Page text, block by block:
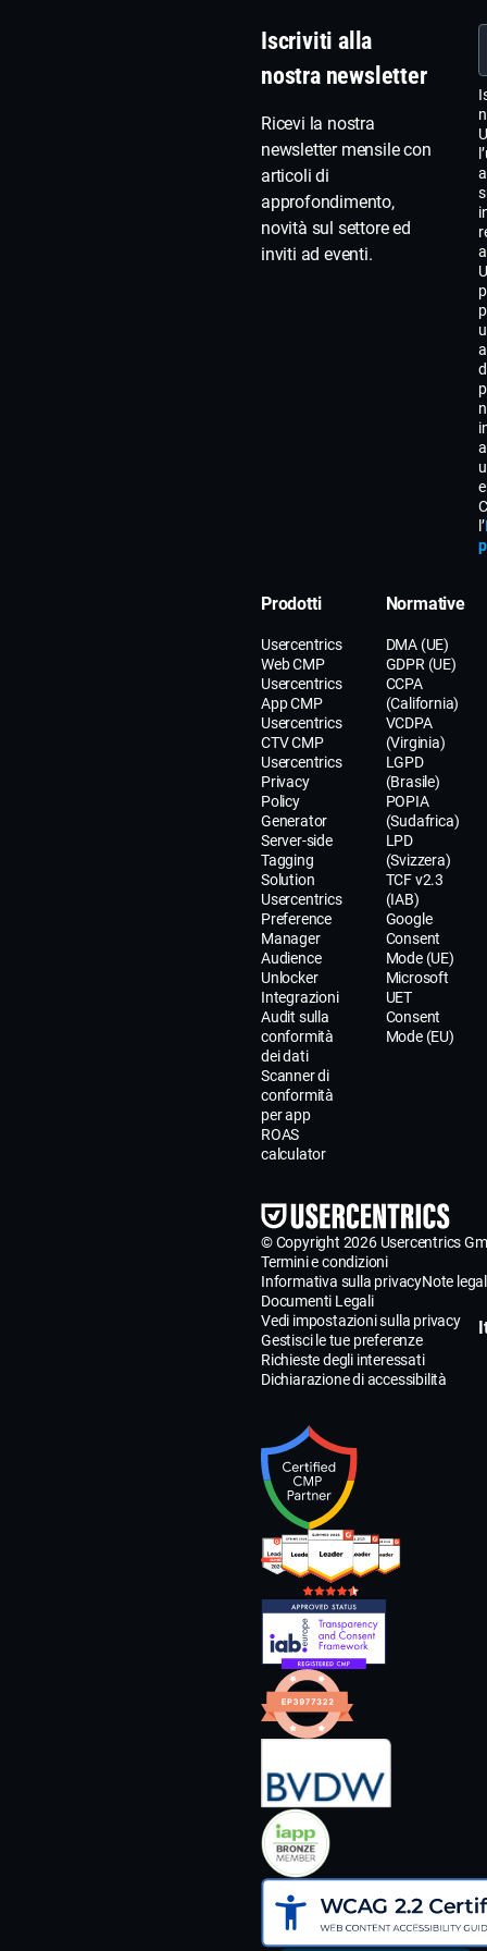
Iscriviti alla
nostra newsletter
Ricevi la nostra
newsletter mensile con
articoli di
approfondimento,
novità sul settore ed
inviti ad eventi.
a
l’
Prodotti
Usercentrics
Web CMP
Usercentrics
App CMP
Usercentrics
CTV CMP
Usercentrics
Privacy
Policy
Generator
Server-side
Tagging
Solution
Usercentrics
Preference
Manager
Audience
Unlocker
Integrazioni
Audit sulla
conformità
dei dati
Scanner di
conformità
per app
ROAS
calculator
Normative
DMA (UE)
GDPR (UE)
CCPA
(California)
VCDPA
(Virginia)
LGPD
(Brasile)
POPIA
(Sudafrica)
LPD
(Svizzera)
TCF v2.3
(IAB)
Google
Consent
Mode (UE)
Microsoft
UET
Consent
Mode (EU)
© Copyright 2026 Usercentrics
Termini e condizioni
Informativa sulla privacyNote
Documenti Legali
Vedi impostazioni sulla privacy
Gestisci le tue preferenze
Richieste degli interessati
Dichiarazione di accessibilità